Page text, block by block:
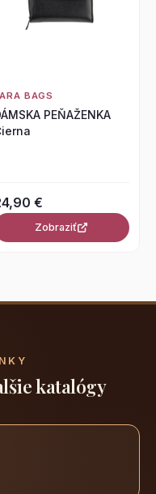
BAGS
PEŇAŽENKA
€
Zobraziť
katalógy